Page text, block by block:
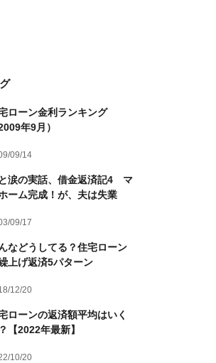
ローン金利ランキング
2009年9月）
09/14
涙の実話、借金返済記4 マ
ーム完成！が、夫は失業
09/17
などうしてる？住宅ローン
上げ返済5パターン
12/20
ローンの返済額平均はいく
【2022年最新】
10/20